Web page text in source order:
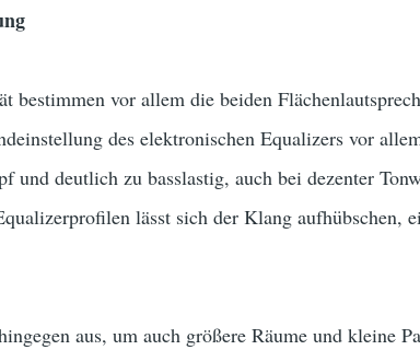
bestimmen vor allem die beiden
des elektronischen Equalizers vor
und deutlich zu basslastig, auch bei dezenter
lässt sich der Klang aufhübschen,
aus, um auch größere Räume und kleine